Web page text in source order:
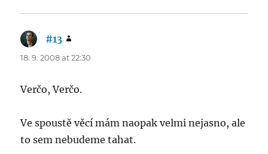
#13
18. 9. 2008 at 22:30
Verčo, Verčo.
Ve spoustě věcí mám naopak velmi nejasno, ale
to sem nebudeme tahat.